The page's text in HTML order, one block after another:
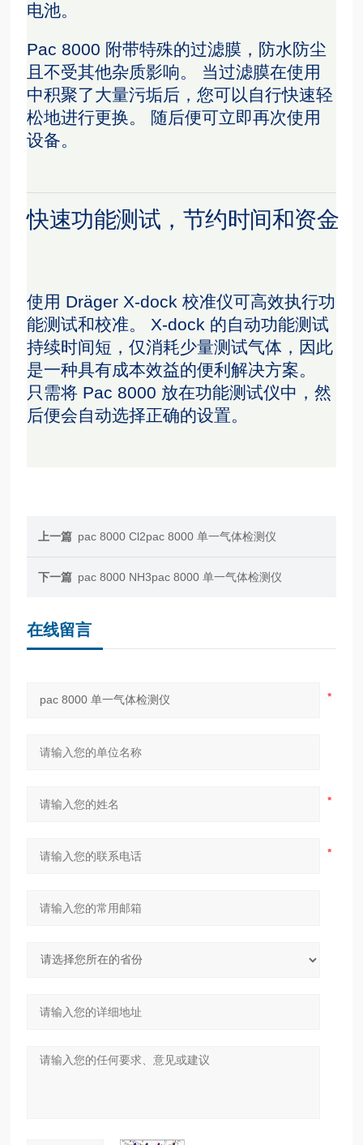
电池。
Pac 8000 附带特殊的过滤膜，防水防尘
且不受其他杂质影响。 当过滤膜在使用
中积聚了大量污垢后，您可以自行快速轻
松地进行更换。 随后便可立即再次使用
设备。
快速功能测试，节约时间和资金
使用 Dräger X-dock 校准仪可高效执行功
能测试和校准。 X-dock 的自动功能测试
持续时间短，仅消耗少量测试气体，因此
是一种具有成本效益的便利解决方案。
只需将 Pac 8000 放在功能测试仪中，然
后便会自动选择正确的设置。
上一篇 pac 8000 Cl2pac 8000 单一气体检测仪
下一篇 pac 8000 NH3pac 8000 单一气体检测仪
在线留言